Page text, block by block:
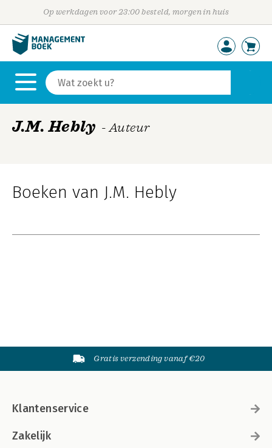
Op werkdagen voor 23:00 besteld, morgen in huis
J.M. Hebly - Auteur
Boeken van J.M. Hebly
Gratis verzending vanaf €20
Klantenservice
Zakelijk